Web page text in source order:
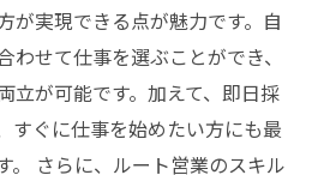
が実現できる点が魅力です。自
せて仕事を選ぶことができ、
立が可能です。加えて、即日採
すぐに仕事を始めたい方にも最
。 さらに、ルート営業のスキル